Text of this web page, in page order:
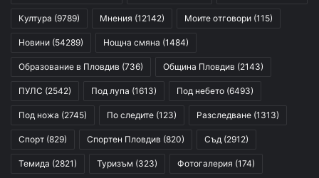
Култура (9789) Мнения (12142) Моите отговори (115)
Новини (54289) Нощна смяна (1484)
Образование в Пловдив (736) Община Пловдив (2143)
ПУЛС (2542) Под лупа (1613) Под небето (6493)
Под ножа (2745) По следите (123) Разследване (1313)
Спорт (829) Спортен Пловдив (820) Съд (2912)
Темида (2821) Туризъм (323) Фотогалерия (174)